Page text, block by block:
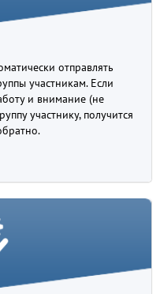
отправлять
участникам. Если
и внимание (не
участнику, получится